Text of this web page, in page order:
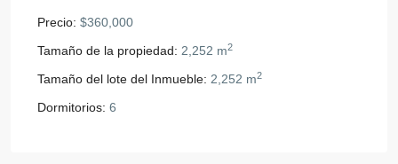
Precio: $360,000
Tamaño de la propiedad: 2,252 m2
Tamaño del lote del Inmueble: 2,252 m2
Dormitorios: 6